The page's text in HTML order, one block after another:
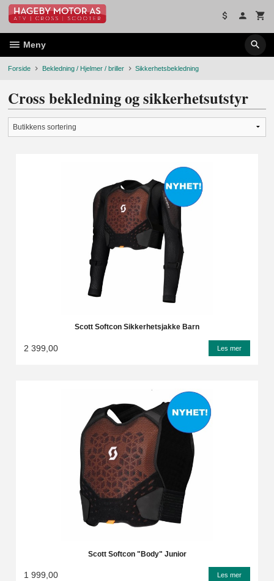
Gå
innholdet
Meny
Forside Bekledning / Hjelmer / briller Sikkerhetsbekledning
Cross bekledning og sikkerhetsutstyr
Scott Softcon Sikkerhetsjakke Barn
2 399,00 Les mer
Scott Softcon "Body" Junior
1 999,00 Les mer